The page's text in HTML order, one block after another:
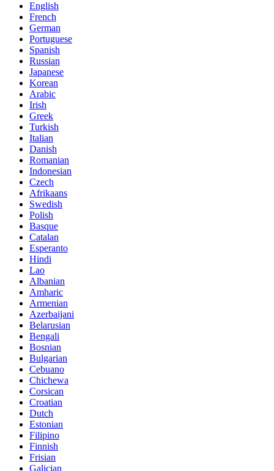
English
French
German
Portuguese
Spanish
Russian
Japanese
Korean
Arabic
Irish
Greek
Turkish
Italian
Danish
Romanian
Indonesian
Czech
Afrikaans
Swedish
Polish
Basque
Catalan
Esperanto
Hindi
Lao
Albanian
Amharic
Armenian
Azerbaijani
Belarusian
Bengali
Bosnian
Bulgarian
Cebuano
Chichewa
Corsican
Croatian
Dutch
Estonian
Filipino
Finnish
Frisian
Galician